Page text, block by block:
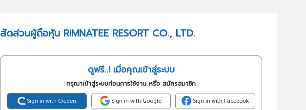
สัดส่วนผู้ถือหุ้น RIMNATEE RESORT CO., LTD.
ดูฟรี..! เมื่อคุณเข้าสู่ระบบ
กรุณาเข้าสู่ระบบก่อนการใช้งาน หรือ สมัครสมาชิก
Sign in with Creden Sign in with Google Sign in with Facebook